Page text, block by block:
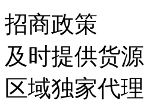
招商政策
及时提供货
区域独家代